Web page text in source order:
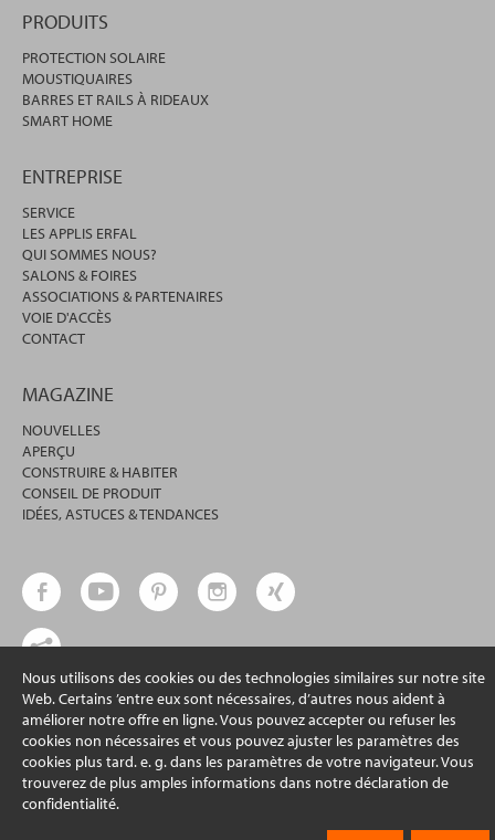
Nous utilisons des cookies ou des technologies similaires sur notre site
Web. Certains ’entre eux sont nécessaires, d’autres nous aident à
améliorer notre offre en ligne. Vous pouvez accepter ou refuser les
cookies non nécessaires et vous pouvez ajuster les paramètres des
cookies plus tard. e. g. dans les paramètres de votre navigateur. Vous
trouverez de plus amples informations dans notre déclaration de
confidentialité.
PRODUITS
PROTECTION SOLAIRE
MOUSTIQUAIRES
BARRES ET RAILS À RIDEAUX
SMART HOME
ENTREPRISE
SERVICE
LES APPLIS ERFAL
QUI SOMMES NOUS?
SALONS & FOIRES
ASSOCIATIONS & PARTENAIRES
VOIE D'ACCÈS
CONTACT
MAGAZINE
NOUVELLES
APERÇU
CONSTRUIRE & HABITER
CONSEIL DE PRODUIT
IDÉES, ASTUCES & TENDANCES
© 2026 erfal GmbH & Co. KG